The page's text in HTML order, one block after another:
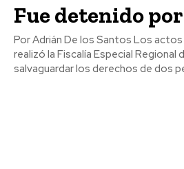
Fue detenido
Por Adrián De los Santos Los actos de investigación que
realizó la Fiscalía Especial Regional
salvaguardar los derechos de dos